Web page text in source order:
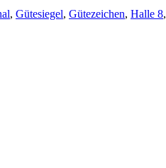
, Gütesiegel, Gütezeichen, Halle 8,